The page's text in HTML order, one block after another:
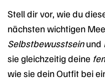
Stell dir vor, wie du
nächsten wichtigen
Selbstbewusstseinund
sie gleichzeitig deine
wie sie dein Outfit bei